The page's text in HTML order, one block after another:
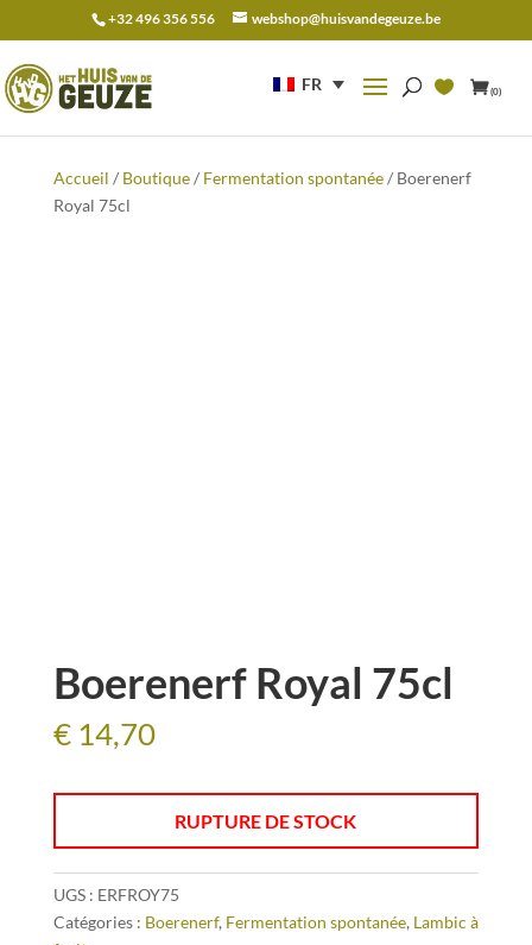
+32 496 356 556 webshop@huisvandegeuze.be
FR (0)
pour :
Accueil / Boutique/ Fermentation spontanée/ Boerenerf
Royal 75cl
Boerenerf Royal 75cl
€14,70
RUPTURE DE STOCK
UGS : ERFROY75
Catégories : Boerenerf, Fermentation spontanée, Lambic à